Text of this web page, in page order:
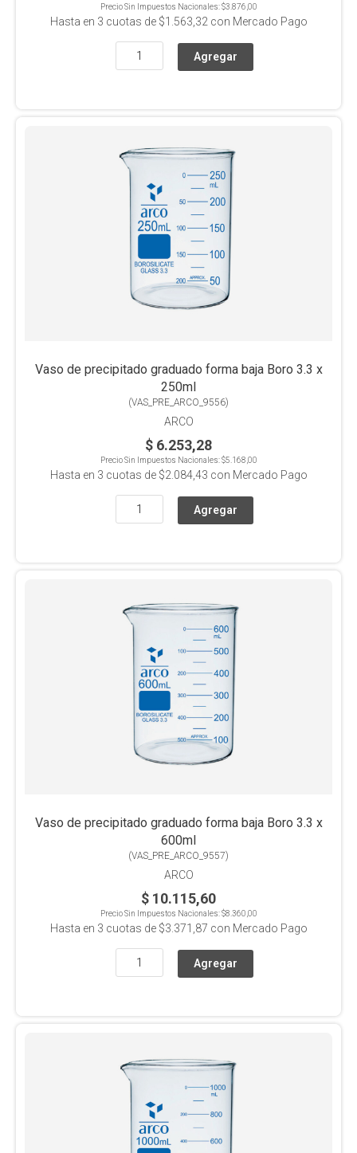
Precio Sin Impuestos Nacionales:$3.876,00
Hasta en 3 cuotas de $1.563,32con Mercado Pago
Vaso de precipitado graduado forma baja Boro 3.3 x
250ml
(VAS_PRE_ARCO_9556)
ARCO
$ 6.253,28
Precio Sin Impuestos Nacionales:$5.168,00
Hasta en 3 cuotas de $2.084,43 con Mercado Pago
Vaso de precipitado graduado forma baja Boro 3.3 x
600ml
(VAS_PRE_ARCO_9557)
ARCO
$ 10.115,60
Precio Sin Impuestos Nacionales:$8.360,00
Hasta en 3 cuotas de $3.371,87 con Mercado Pago